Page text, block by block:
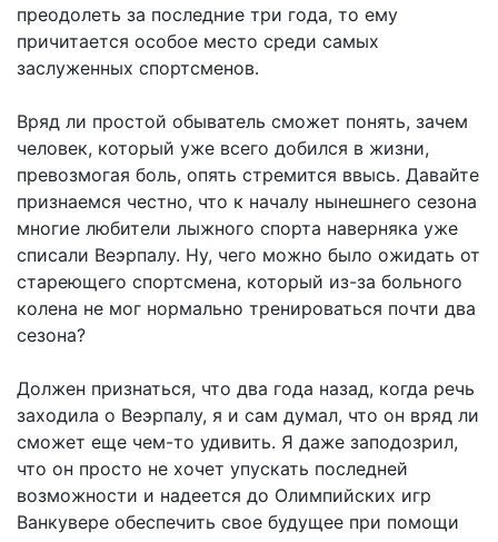
преодолеть за последние три года, то ему
причитается особое место среди самых
заслуженных спортсменов.
Вряд ли простой обыватель сможет понять, зачем
человек, который уже всего добился в жизни,
превозмогая боль, опять стремится ввысь. Давайте
признаемся честно, что к началу нынешнего сезона
многие любители лыжного спорта наверняка уже
списали Веэрпалу. Ну, чего можно было ожидать от
стареющего спортсмена, который из-за больного
колена не мог нормально тренироваться почти два
сезона?
Должен признаться, что два года назад, когда речь
заходила о Веэрпалу, я и сам думал, что он вряд ли
сможет еще чем-то удивить. Я даже заподозрил,
что он просто не хочет упускать последней
возможности и надеется до Олимпийских игр
Ванкувере обеспечить свое будущее при помощи